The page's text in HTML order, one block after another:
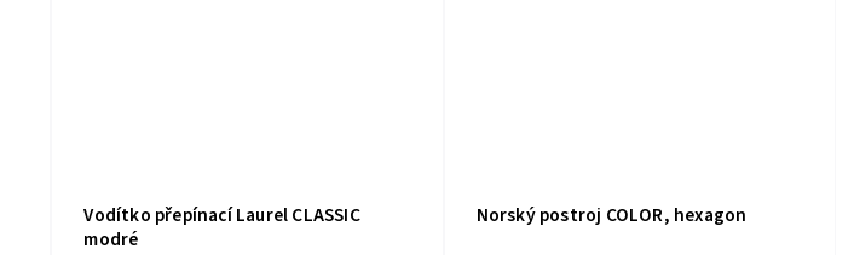
Vodítko přepínací Laurel CLASSIC
modré
Norský postroj COLOR, hexagon